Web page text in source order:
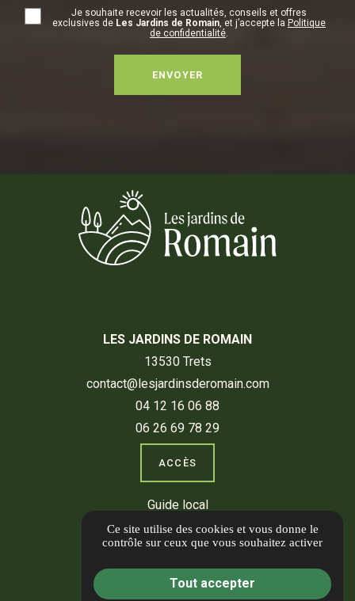
Je souhaite recevoir les actualités, conseils et offres
exclusives de Les Jardins de Romain, et j’accepte la Politique
de confidentialité.
LES JARDINS DE ROMAIN
13530 Trets
contact@lesjardinsderomain.com
04 12 16 06 88
06 26 69 78 29
ACCÈS
Guide local
Informations complémentaires
Mentions légales
Politique de confidentialité
Gestion des cookies
Ce site utilise des cookies et vous donne le
contrôle sur ceux que vous souhaitez activer
Tout accepter